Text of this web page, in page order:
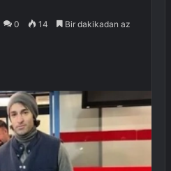
0 14 Bir dakikadan az